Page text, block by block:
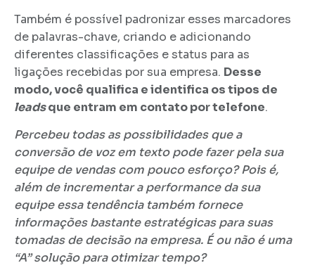
Também é possível padronizar esses marcadores
de palavras-chave, criando e adicionando
diferentes classificações e status para as
ligações recebidas por sua empresa. Desse
modo, você qualifica e identifica os tipos de
leadsque entram em contato por telefone.
Percebeu todas as possibilidades que a
conversão de voz em texto pode fazer pela sua
equipe de vendas com pouco esforço? Pois é,
além de incrementar a performance da sua
equipe essa tendência também fornece
informações bastante estratégicas para suas
tomadas de decisão na empresa. É ou não é uma
“A” solução para otimizar tempo?